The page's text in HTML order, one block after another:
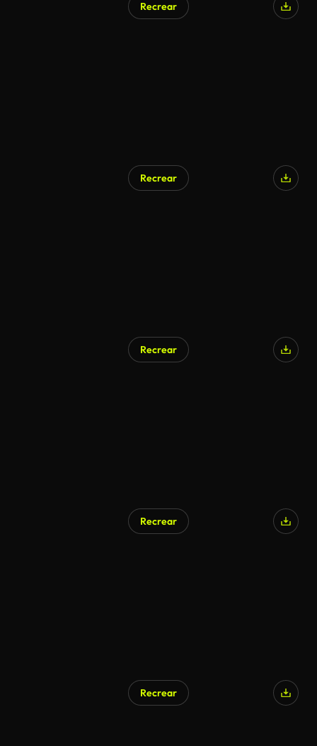
Recrear
Recrear
Recrear
Recrear
Recrear